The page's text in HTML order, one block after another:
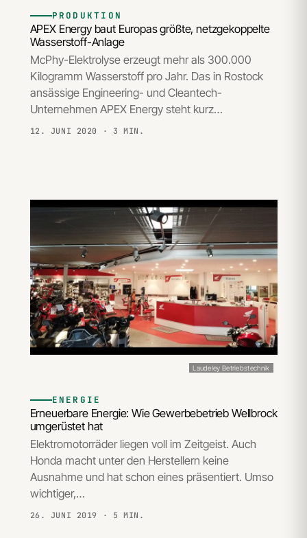
PRODUKTION
APEX Energy baut Europas größte, netzgekoppelte
Wasserstoff-Anlage
McPhy-Elektrolyse erzeugt mehr als 300.000
Kilogramm Wasserstoff pro Jahr. Das in Rostock
ansässige Engineering- und Cleantech-
Unternehmen APEX Energy steht kurz…
12. JUNI 2020 · 3 MIN.
Laudeley Betriebstechnik
ENERGIE
Erneuerbare Energie: Wie Gewerbebetrieb Wellbrock
umgerüstet hat
Elektromotorräder liegen voll im Zeitgeist. Auch
Honda macht unter den Herstellern keine
Ausnahme und hat schon eines präsentiert. Umso
wichtiger,…
26. JUNI 2019 · 5 MIN.